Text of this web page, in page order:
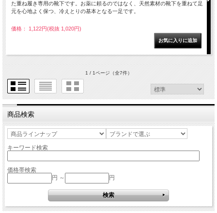
た重ね履き専用の靴下です。お薬に頼るのではなく、天然素材の靴下を重ねて足
元を心地よく保つ、冷えとりの基本となる一足です。
価格： 1,122円(税抜 1,020円)
1 / 1ページ（全7件）
商品検索
キーワード検索
価格帯検索
円 ～
円